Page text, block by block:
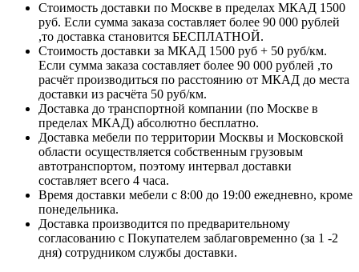
Стоимость доставки по Москве в пределах МКАД 1500
руб. Если сумма заказа составляет более 90 000 рублей
,то доставка становится БЕСПЛАТНОЙ.
Стоимость доставки за МКАД 1500 руб + 50 руб/км.
Если сумма заказа составляет более 90 000 рублей ,то
расчёт производиться по расстоянию от МКАД до места
доставки из расчёта 50 руб/км.
Доставка до транспортной компании (по Москве в
пределах МКАД) абсолютно бесплатно.
Доставка мебели по территории Москвы и Московской
области осуществляется собственным грузовым
автотранспортом, поэтому интервал доставки
составляет всего 4 часа.
Время доставки мебели с 8:00 до 19:00 ежедневно, кроме
понедельника.
Доставка производится по предварительному
согласованию с Покупателем заблаговременно (за 1 -2
дня) сотрудником службы доставки.